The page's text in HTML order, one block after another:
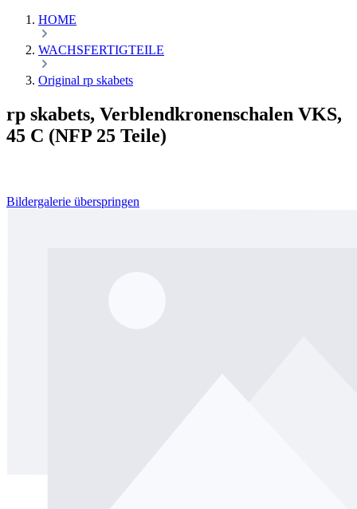
HOME
WACHSFERTIGTEILE
Original rp skabets
rp skabets, Verblendkronenschalen VKS,
45 C (NFP 25 Teile)
Bildergalerie überspringen